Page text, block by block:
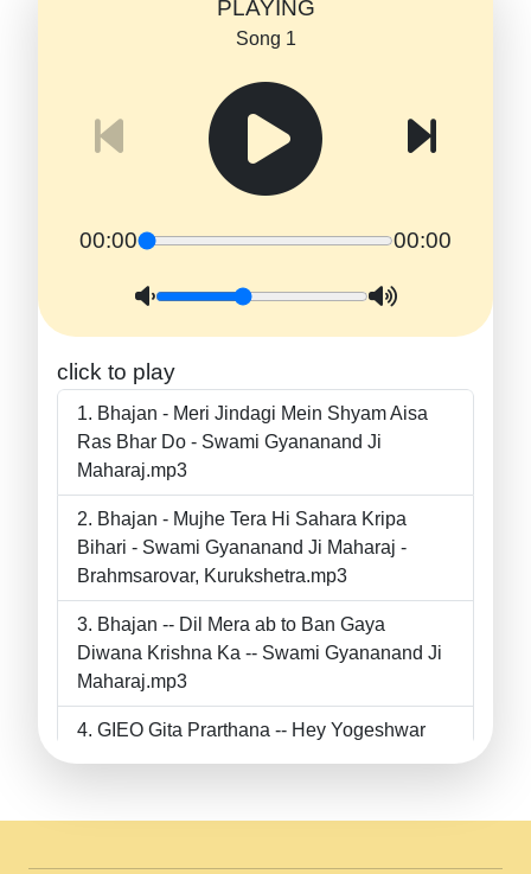
PLAYING
Song 1
00:00 00:00
click to play
Bhajan - Meri Jindagi Mein Shyam Aisa
Ras Bhar Do - Swami Gyananand Ji
Maharaj.mp3
Bhajan - Mujhe Tera Hi Sahara Kripa
Bihari - Swami Gyananand Ji Maharaj -
Brahmsarovar, Kurukshetra.mp3
Bhajan -- Dil Mera ab to Ban Gaya
Diwana Krishna Ka -- Swami Gyananand Ji
Maharaj.mp3
GIEO Gita Prarthana -- Hey Yogeshwar
II Swami Gyananand Ji Maharaj.mp3